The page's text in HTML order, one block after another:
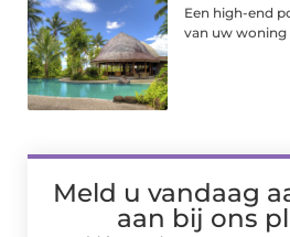
Een high-end
van uw woning
Meld u vandaag
aan bij ons